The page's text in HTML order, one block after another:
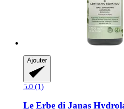
Ajouter
5.0 (1)
Le Erbe di Janas